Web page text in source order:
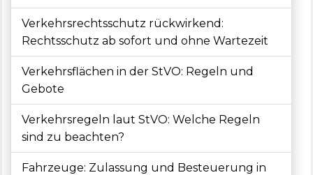
Verkehrsrechtsschutz rückwirkend:
Rechtsschutz ab sofort und ohne Wartezeit
Verkehrsflächen in der StVO: Regeln und
Gebote
Verkehrsregeln laut StVO: Welche Regeln
sind zu beachten?
Fahrzeuge: Zulassung und Besteuerung in